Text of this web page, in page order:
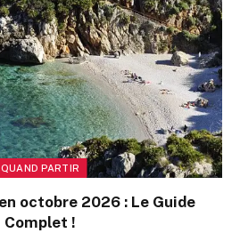
QUAND PARTIR
octobre 2026 : Le Guide
Complet !